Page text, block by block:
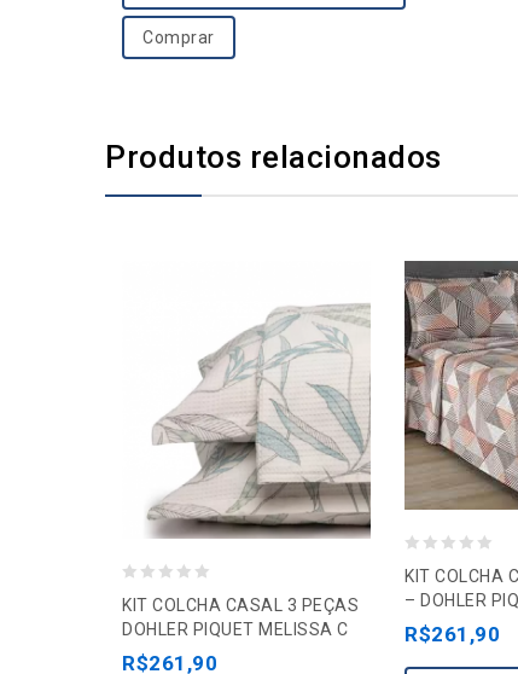
5
Comprar
Produtos relacionados
o
u
KIT COLCHA CASAL 3 PEÇAS
DOHLER PIQUET MELISSA C
R$261,90
u
KIT COLCHA
– DOHLER
R$261,90